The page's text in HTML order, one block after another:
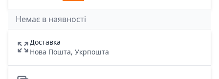
Немає в наявності
Доставка
Нова Пошта, Укрпошта